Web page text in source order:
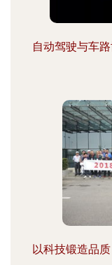
自动驾驶与车
以科技锻造品